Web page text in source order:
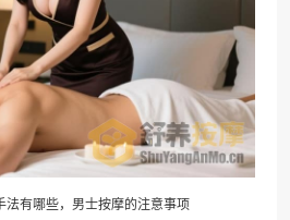
法有哪些，男士按摩的注意事项